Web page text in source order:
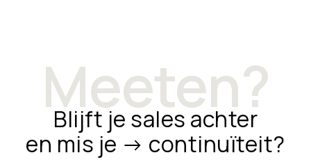
Meeten?
Blijft je sales achter
en mis je → continuïteit?